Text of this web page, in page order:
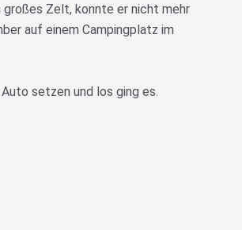
großes Zelt, konnte er nicht mehr
auf einem Campingplatz im
setzen und los ging es.